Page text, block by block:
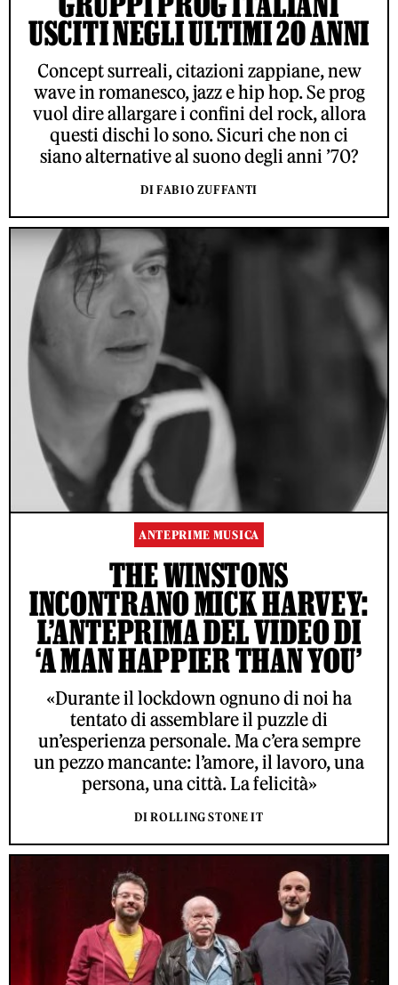
USCITI NEGLI ULTIMI 20 ANNI
Concept surreali, citazioni zappiane, new
wave in romanesco, jazz e hip hop. Se prog
vuol dire allargare i confini del rock, allora
questi dischi lo sono. Sicuri che non ci
siano alternative al suono degli anni ’70?
DI FABIO ZUFFANTI
ANTEPRIME MUSICA
THE WINSTONS
INCONTRANO MICK HARVEY:
L’ANTEPRIMA DEL VIDEO DI
‘A MAN HAPPIER THAN YOU’
«Durante il lockdown ognuno di noi ha
tentato di assemblare il puzzle di
un’esperienza personale. Ma c’era sempre
un pezzo mancante: l’amore, il lavoro, una
persona, una città. La felicità»
DI ROLLING STONE IT